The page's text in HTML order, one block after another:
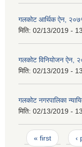
गलकोट आर्थिक ऐन,
मिति: 02/13/2019 -
गलकोट विनियोजन ऐन,
मिति: 02/13/2019 -
गलकोट नगरपालिका
मिति: 02/13/2019 -
Pages
« first ‹